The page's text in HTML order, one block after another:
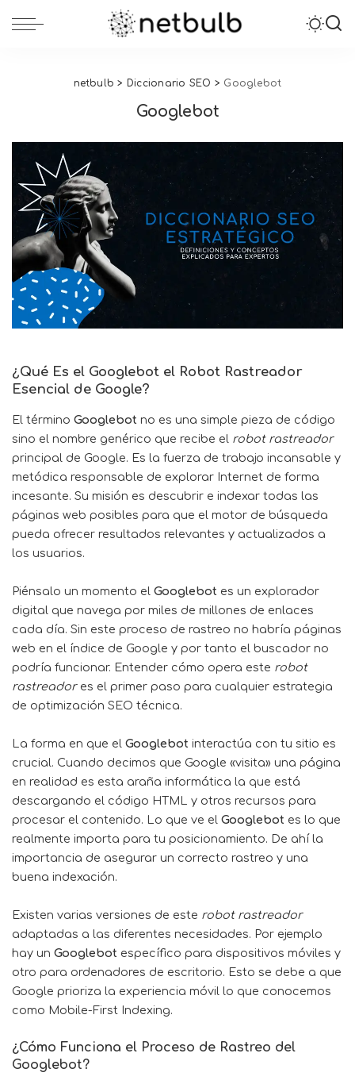
netbulb > Diccionario SEO > Googlebot
Googlebot
¿Qué Es el Googlebot el Robot Rastreador
Esencial de Google?
El término Googlebot no es una simple pieza de código
sino el nombre genérico que recibe el robot rastreador
principal de Google. Es la fuerza de trabajo incansable y
metódica responsable de explorar Internet de forma
incesante. Su misión es descubrir e indexar todas las
páginas web posibles para que el motor de búsqueda
pueda ofrecer resultados relevantes y actualizados a
los usuarios.
Piénsalo un momento el Googlebot es un explorador
digital que navega por miles de millones de enlaces
cada día. Sin este proceso de rastreo no habría páginas
web en el índice de Google y por tanto el buscador no
podría funcionar. Entender cómo opera este robot
rastreadores el primer paso para cualquier estrategia
de optimización SEO técnica.
La forma en que el Googlebot interactúa con tu sitio es
crucial. Cuando decimos que Google «visita» una página
en realidad es esta araña informática la que está
descargando el código HTML y otros recursos para
procesar el contenido. Lo que ve el Googlebot es lo que
realmente importa para tu posicionamiento. De ahí la
importancia de asegurar un correcto rastreo y una
buena indexación.
Existen varias versiones de este robot rastreador
adaptadas a las diferentes necesidades. Por ejemplo
hay un Googlebot específico para dispositivos móviles y
otro para ordenadores de escritorio. Esto se debe a que
Google prioriza la experiencia móvil lo que conocemos
como Mobile-First Indexing.
¿Cómo Funciona el Proceso de Rastreo del
Googlebot?